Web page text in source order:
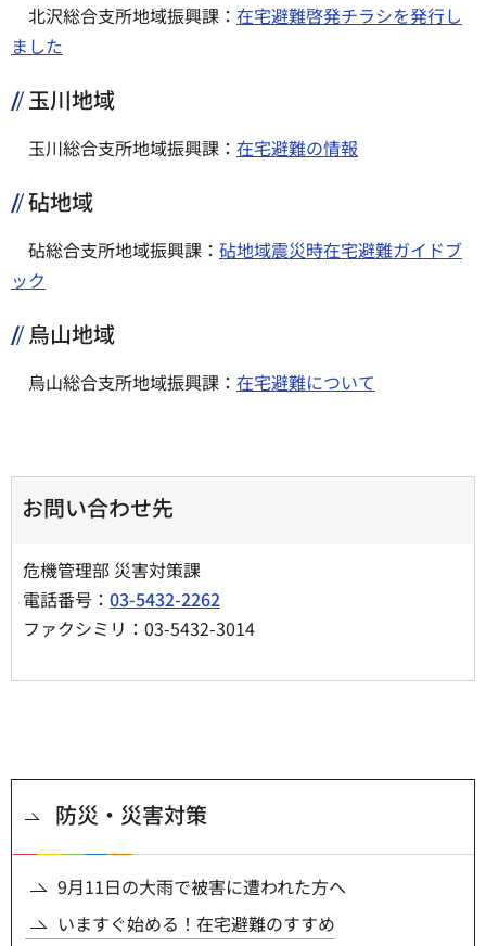
北沢総合支所地域振興課： 在宅避難啓発チラシを発行し
ました
玉川地域
玉川総合支所地域振興課： 在宅避難の情報
砧地域
砧総合支所地域振興課： 砧地域震災時在宅避難ガイドブ
ック
烏山地域
烏山総合支所地域振興課： 在宅避難について
お問い合わせ先
危機管理部 災害対策課
電話番号： 03-5432-2262
ファクシミリ：03-5432-3014
防災・災害対策
9月11日の大雨で被害に遭われた方へ
いますぐ始める！在宅避難のすすめ